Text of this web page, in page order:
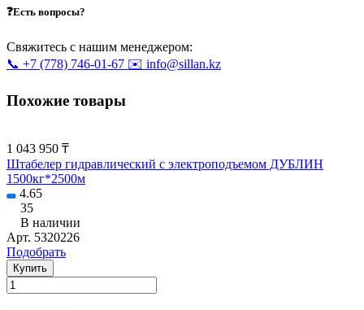
❓Есть вопросы?
Свяжитесь с нашим менеджером:
📞 +7 (778) 746-01-67 ✉️ info@sillan.kz
Похожие товары
1 043 950 ₸
Штабелер гидравлический с электроподъемом ДУБЛИН
1500кг*2500м
4.65
35
В наличии
Арт. 5320226
Подобрать
Купить